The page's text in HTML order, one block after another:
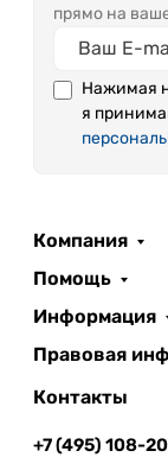
прямо на
Нажимая
я
Компания
Помощь
Информация
Правовая
Контакты
+7 (495) 108-